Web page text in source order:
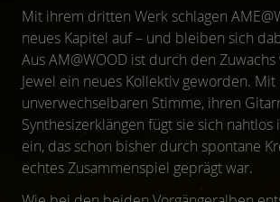
Mit ihrem dritten Werk schlagen
neues Kapitel auf – und bleiben sich
Aus AM@WOOD ist durch den Zuwachs
Jewel ein neues Kollektiv geworden.
unverwechselbaren Stimme, ihren
Synthesizerklängen fügt sie sich nahtlos
ein, das schon bisher durch spontane
echtes Zusammenspiel geprägt war.